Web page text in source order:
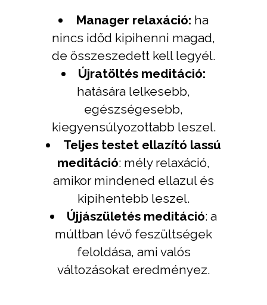
Manager relaxáció: ha
nincs időd kipihenni magad,
de összeszedett kell legyél.
Újratöltés meditáció:
hatására lelkesebb,
egészségesebb,
kiegyensúlyozottabb leszel.
Teljes testet ellazító lassú
meditáció: mély relaxáció,
amikor mindened ellazul és
kipihentebb leszel.
Újjászületés meditáció: a
múltban lévő feszültségek
feloldása, ami valós
változásokat eredményez.